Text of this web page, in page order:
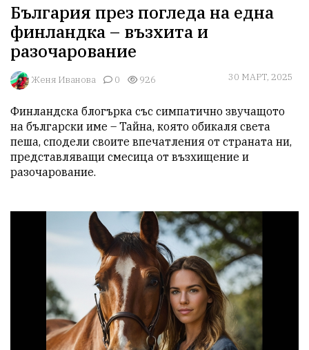
България през погледа на една
финландка – възхита и
разочарование
Женя Иванова 0 926 30 МАРТ, 2025
Финландска блогърка със симпатично звучащото
на български име – Тайна, която обикаля света
пеша, сподели своите впечатления от страната ни,
представляващи смесица от възхищение и
разочарование.